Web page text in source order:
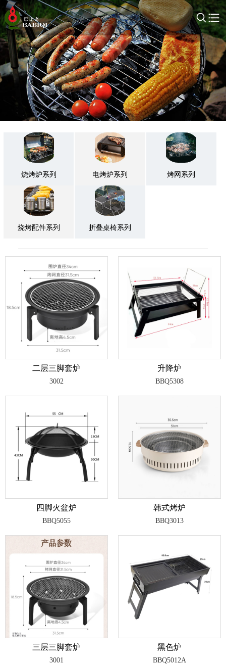
烧烤炉系列 电烤炉系列 烤网系列
烧烤配件系列 折叠桌椅系列
二层三脚套炉
3002
升降炉
BBQ5308
四脚火盆炉
BBQ5055
韩式烤炉
BBQ3013
三层三脚套炉
3001
黑色炉
BBQ5012A